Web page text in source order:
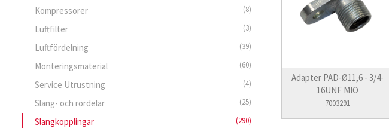
Kompressorer (8)
Luftfilter (3)
Luftfördelning (39)
Monteringsmaterial (60)
Service Utrustning (4)
Slang- och rördelar (25)
Slangkopplingar (290)
Adapter PAD-Ø11,6 - 3/4-
16UNF MIO
7003291